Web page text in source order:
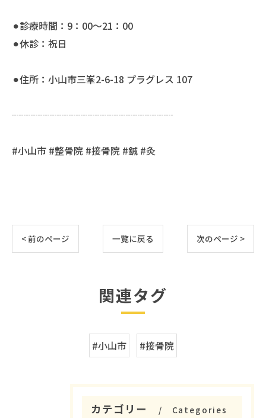
⚫︎診療時間：9：00〜21：00
⚫︎休診：祝日
⚫︎住所：小山市三峯2-6-18 プラグレス 107
┈┈┈┈┈┈┈┈┈┈┈┈┈┈┈┈┈
#小山市 #整骨院 #接骨院 #鍼 #灸
< 前のページ 一覧に戻る 次のページ >
関連タグ
#小山市 #接骨院
カテゴリー Categories